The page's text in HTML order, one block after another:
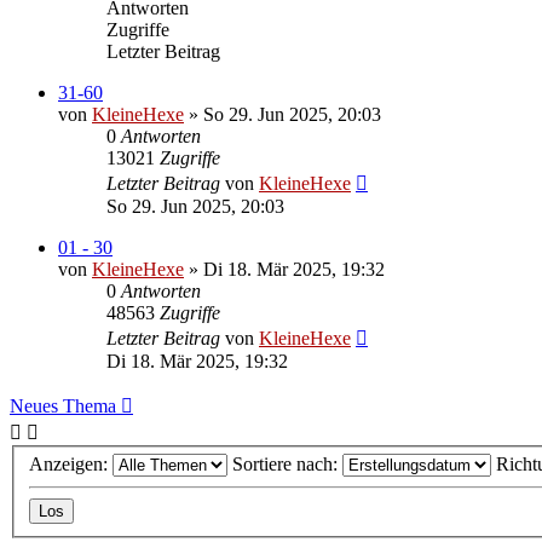
Antworten
Zugriffe
Letzter Beitrag
31-60
von KleineHexe » So 29. Jun 2025, 20:03
0 Antworten
13021 Zugriffe
Letzter Beitrag von KleineHexe
So 29. Jun 2025, 20:03
01 - 30
von KleineHexe » Di 18. Mär 2025, 19:32
0 Antworten
48563 Zugriffe
Letzter Beitrag von KleineHexe
Di 18. Mär 2025, 19:32
Neues Thema
Anzeigen: Sortiere nach: